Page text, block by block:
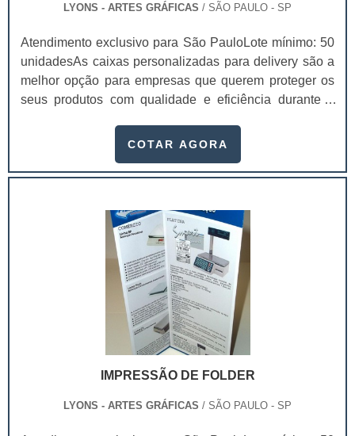
LYONS - ARTES GRÁFICAS / SÃO PAULO - SP
Atendimento exclusivo para São PauloLote mínimo: 50
unidadesAs caixas personalizadas para delivery são a
melhor opção para empresas que querem proteger os
seus produtos com qualidade e eficiência durante o
conservação dos produtos, mantendo a temperatura
casa dos clientes sem sofrer danos que prejudicam a
materiais recicláveis que mantém a integridad.
COTAR AGORA
IMPRESSÃO DE FOLDER
LYONS - ARTES GRÁFICAS / SÃO PAULO - SP